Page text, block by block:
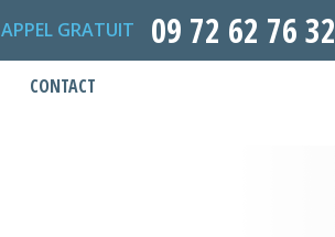
APPEL GRATUIT 09 72 62 76 32
CONTACT